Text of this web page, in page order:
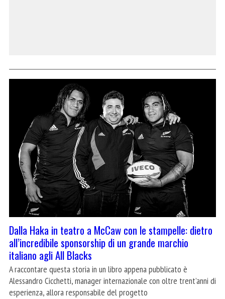
Dalla Haka in teatro a McCaw con le stampelle: dietro
all’incredibile sponsorship di un grande marchio
italiano agli All Blacks
A raccontare questa storia in un libro appena pubblicato è
Alessandro Cicchetti, manager internazionale con oltre trent’anni di
esperienza, allora responsabile del progetto